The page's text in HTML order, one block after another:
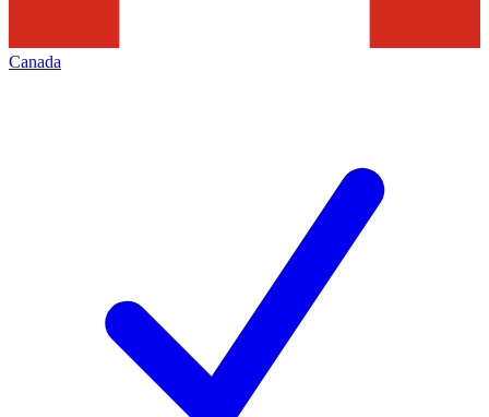
Canada